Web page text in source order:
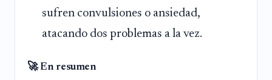
sufren convulsiones o ansiedad,
atacando dos problemas a la vez.
🚀 En resumen